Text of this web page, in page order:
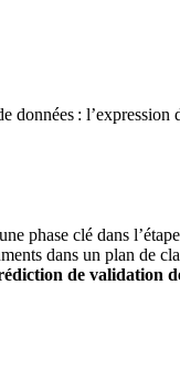
données :
phase clé dans
dans un plan de
de validation